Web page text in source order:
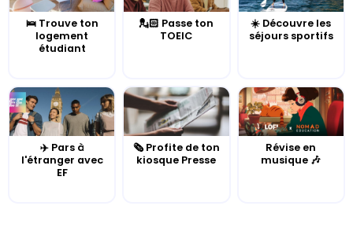
🛌 Trouve ton
logement
étudiant
💂🏻 Passe ton
TOEIC
☀️ Découvre les
séjours sportifs
✈️ Pars à
l'étranger avec
EF
🗞️ Profite de ton
kiosque Presse
Révise en
musique 🎶